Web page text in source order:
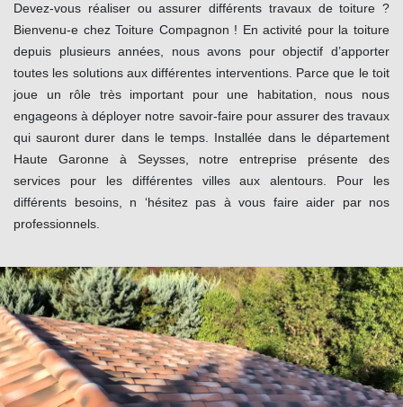
Devez-vous réaliser ou assurer différents travaux de toiture ?
Bienvenu-e chez Toiture Compagnon ! En activité pour la toiture
depuis plusieurs années, nous avons pour objectif d’apporter
toutes les solutions aux différentes interventions. Parce que le toit
joue un rôle très important pour une habitation, nous nous
engageons à déployer notre savoir-faire pour assurer des travaux
qui sauront durer dans le temps. Installée dans le département
Haute Garonne à Seysses, notre entreprise présente des
services pour les différentes villes aux alentours. Pour les
différents besoins, n ‘hésitez pas à vous faire aider par nos
professionnels.